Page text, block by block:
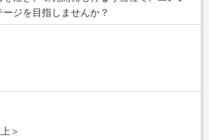
ジを目指しませんか？
＞